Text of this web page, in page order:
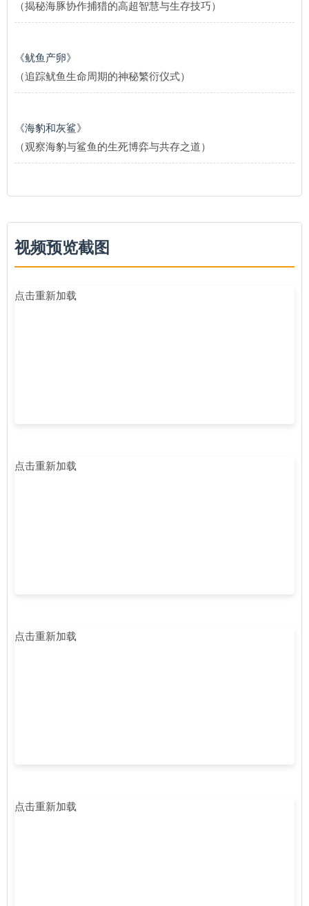
（揭秘海豚协作捕猎的高超智慧与生存技巧）
《鱿鱼产卵》
（追踪鱿鱼生命周期的神秘繁衍仪式）
《海豹和灰鲨》
（观察海豹与鲨鱼的生死博弈与共存之道）
视频预览截图
点击重新加载
点击重新加载
点击重新加载
点击重新加载